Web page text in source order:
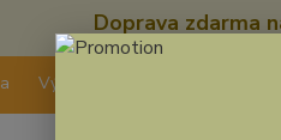
Doprava zdarma
Výdejní pravidla